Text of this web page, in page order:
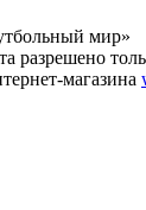
мир»
разрешено
магазина